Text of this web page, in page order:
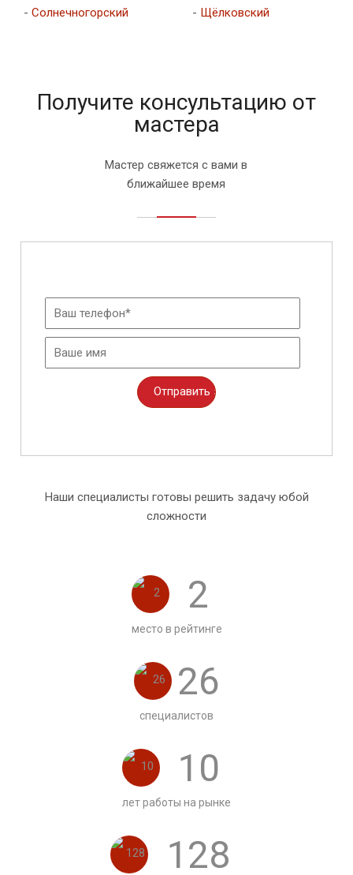
- Солнечногорский
- Щёлковский
Получите консультацию от
мастера
Мастер свяжется с вами в
ближайшее время
Наши специалисты готовы решить задачу юбой
сложности
2
место в рейтинге
26
специалистов
10
лет работы на рынке
128